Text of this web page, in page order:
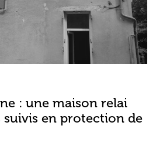
: une maison relai
suivis en protection de